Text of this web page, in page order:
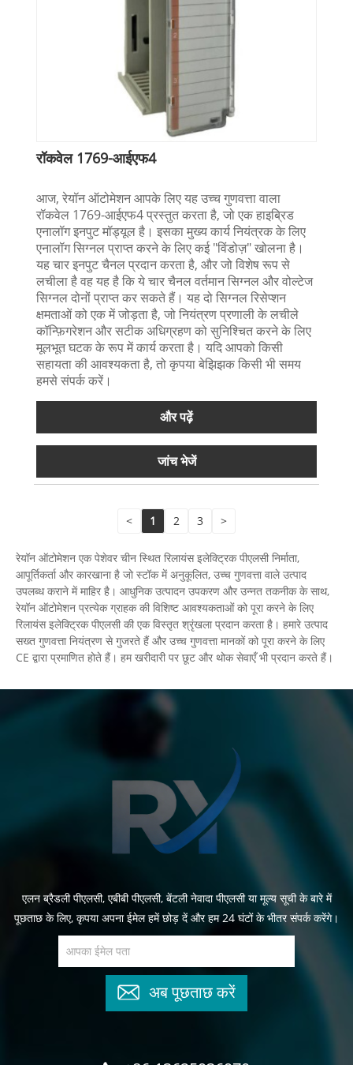
रॉकवेल 1769-आईएफ4
आज, रेयॉन ऑटोमेशन आपके लिए यह उच्च गुणवत्ता वाला
रॉकवेल 1769-आईएफ4 प्रस्तुत करता है, जो एक हाइब्रिड
एनालॉग इनपुट मॉड्यूल है। इसका मुख्य कार्य नियंत्रक के लिए
एनालॉग सिग्नल प्राप्त करने के लिए कई "विंडोज़" खोलना है।
यह चार इनपुट चैनल प्रदान करता है, और जो विशेष रूप से
लचीला है वह यह है कि ये चार चैनल वर्तमान सिग्नल और वोल्टेज
सिग्नल दोनों प्राप्त कर सकते हैं। यह दो सिग्नल रिसेप्शन
क्षमताओं को एक में जोड़ता है, जो नियंत्रण प्रणाली के लचीले
कॉन्फ़िगरेशन और सटीक अधिग्रहण को सुनिश्चित करने के लिए
मूलभूत घटक के रूप में कार्य करता है। यदि आपको किसी
सहायता की आवश्यकता है, तो कृपया बेझिझक किसी भी समय
हमसे संपर्क करें।
और पढ़ें
जांच भेजें
< 1 2 3 >
रेयॉन ऑटोमेशन एक पेशेवर चीन स्थित रिलायंस इलेक्ट्रिक पीएलसी निर्माता,
आपूर्तिकर्ता और कारखाना है जो स्टॉक में अनुकूलित, उच्च गुणवत्ता वाले उत्पाद
उपलब्ध कराने में माहिर है। आधुनिक उत्पादन उपकरण और उन्नत तकनीक के साथ,
रेयॉन ऑटोमेशन प्रत्येक ग्राहक की विशिष्ट आवश्यकताओं को पूरा करने के लिए
रिलायंस इलेक्ट्रिक पीएलसी की एक विस्तृत श्रृंखला प्रदान करता है। हमारे उत्पाद
सख्त गुणवत्ता नियंत्रण से गुजरते हैं और उच्च गुणवत्ता मानकों को पूरा करने के लिए
CE द्वारा प्रमाणित होते हैं। हम खरीदारी पर छूट और थोक सेवाएँ भी प्रदान करते हैं।
एलन ब्रैडली पीएलसी, एबीबी पीएलसी, बेंटली नेवादा पीएलसी या मूल्य सूची के बारे में
पूछताछ के लिए, कृपया अपना ईमेल हमें छोड़ दें और हम 24 घंटों के भीतर संपर्क करेंगे।
अब पूछताछ करें